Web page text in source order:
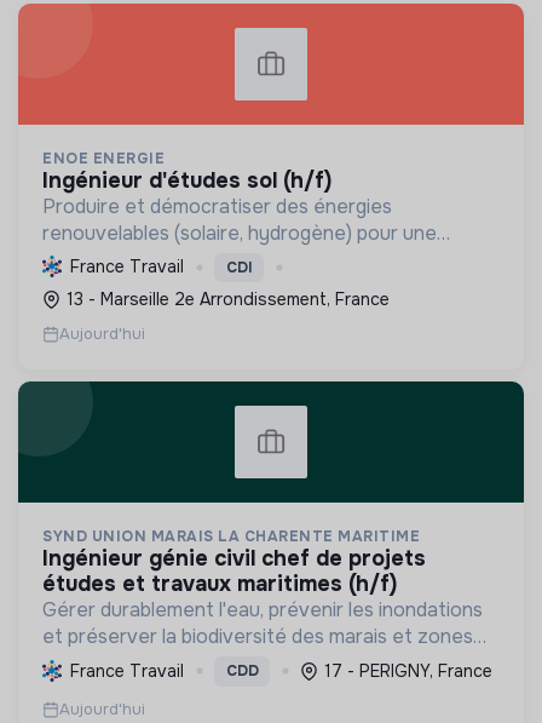
ENOE ENERGIE
ingénieur d'études sol (h/f)
Produire et démocratiser des énergies
renouvelables (solaire, hydrogène) pour une
transition écologique durable, en innovant et en
valorisant les territoires.
France Travail CDI
13 - Marseille 2e Arrondissement, France
Aujourd'hui
SYND UNION MARAIS LA CHARENTE MARITIME
ingénieur génie civil chef de projets
études et travaux maritimes (h/f)
Gérer durablement l'eau, prévenir les inondations
et préserver la biodiversité des marais et zones
humides en Charente-Maritime, par l'ingénierie et
la maîtrise d'œuvre.
France Travail CDD 17 - PERIGNY, France
Aujourd'hui